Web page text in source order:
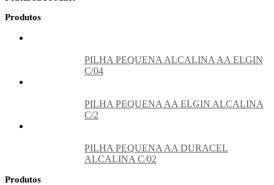
Produtos
PILHA PEQUENA ALCALINA AA ELGIN
C/04
PILHA PEQUENA AA ELGIN ALCALINA
C/2
PILHA PEQUENA AA DURACEL
ALCALINA C/02
Produtos